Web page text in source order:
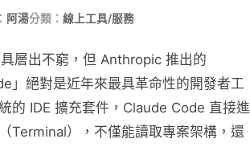
阿湯分類： 線上工具/服務
層出不窮，但 Anthropic 推出的
」絕對是近年來最具革命性的開發者工
的 IDE 擴充套件，Claude Code 直接進
Terminal），不僅能讀取專案架構，還